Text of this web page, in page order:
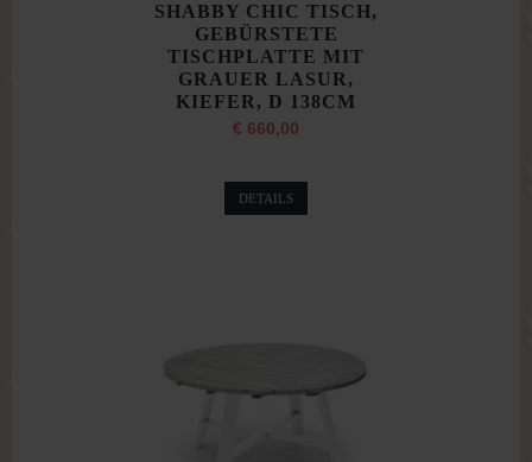
SHABBY CHIC TISCH,
GEBÜRSTETE
TISCHPLATTE MIT
GRAUER LASUR,
KIEFER, D 138CM
€ 660,00
DETAILS